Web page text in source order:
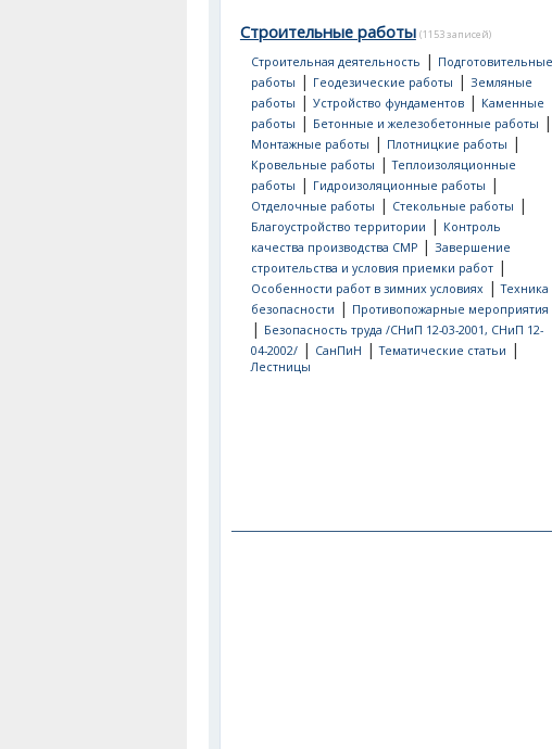
Строительные работы (1153 записей)
Строительная деятельность | Подготовительные
работы | Геодезические работы | Земляные
работы | Устройство фундаментов| Каменные
работы | Бетонные и железобетонные работы |
Монтажные работы | Плотницкие работы |
Кровельные работы |Теплоизоляционные
работы | Гидроизоляционные работы |
Отделочные работы | Стекольные работы |
Благоустройство территории | Контроль
качества производства СМР| Завершение
строительства и условия приемки работ|
Особенности работ в зимних условиях|Техника
безопасности | Противопожарные мероприятия
| Безопасность труда /СНиП 12-03-2001, СНиП 12-
04-2002/| СанПиН |Тематические статьи |
Лестницы